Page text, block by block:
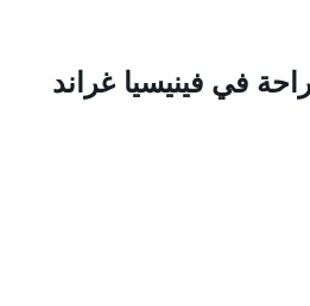
في فينيسيا غراند